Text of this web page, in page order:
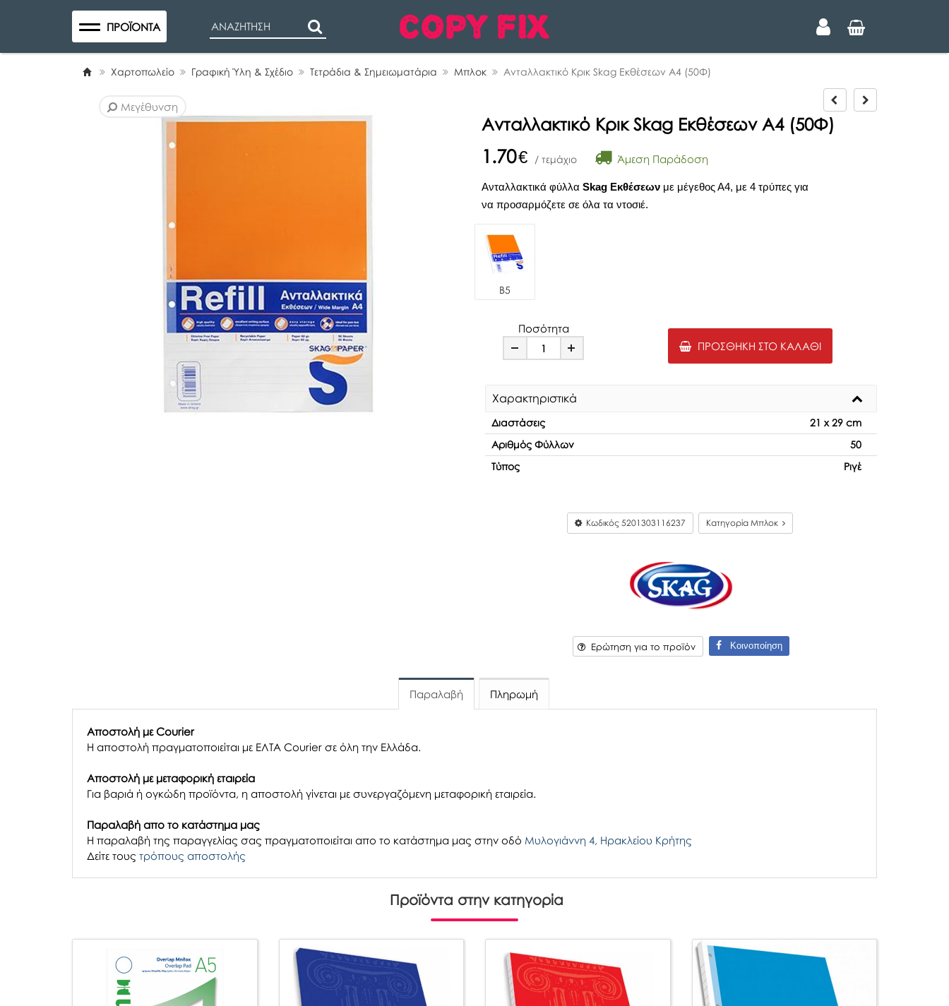
ΠΡΟΪΌΝΤΑ
Χαρτοπωλείο Γραφική Ύλη & Σχέδιο Τετράδια & Σημειωματάρια Μπλοκ Ανταλλακτικό Κρικ Skag Εκθέσεων Α4 (50Φ)
Μεγέθυνση
P
r
e
Ανταλλακτικό Κρικ Skag Εκθέσεων Α4 (50Φ)
1.70€ / τεμάχιο Άμεση Παράδοση
Ανταλλακτικά φύλλα Skag Εκθέσεων με μέγεθος Α4, με 4 τρύπες για
να προσαρμόζετε σε όλα τα ντοσιέ.
Β5
Ποσότητα
Plus
ΠΡΟΣΘΉΚΗ ΣΤΟ ΚΑΛΆΘΙ
Χαρακτηριστικά
Διαστάσεις
21 x 29 cm
Αριθμός Φύλλων
50
Τύπος
Ριγέ
Κωδικός 5201303116237 Κατηγορία Μπλοκ
Ερώτηση για το προϊόν Κοινοποίηση
Παραλαβή Πληρωμή
Αποστολή με Courier
Η αποστολή πραγματοποιείται με ΕΛΤΑ Courier σε όλη την Ελλάδα.
Αποστολή με μεταφορική εταιρεία
Για βαριά ή ογκώδη προϊόντα, η αποστολή γίνεται με συνεργαζόμενη μεταφορική εταιρεία.
Παραλαβή απο το κατάστημα μας
H παραλαβή της παραγγελίας σας πραγματοποιείται απο το κατάστημα μας στην οδό Μυλογιάννη 4, Ηρακλείου Κρήτης
Δείτε τους τρόπους αποστολής
Προϊόντα στην κατηγορία